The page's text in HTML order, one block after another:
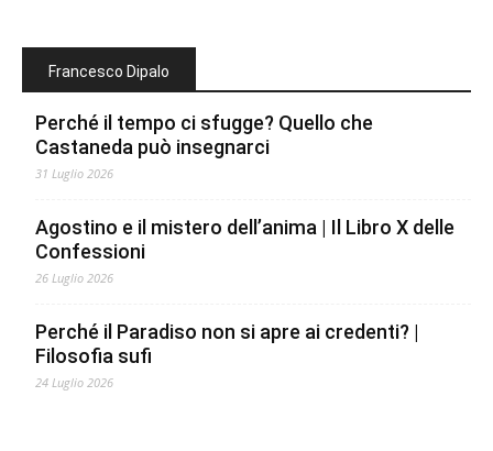
Francesco Dipalo
Perché il tempo ci sfugge? Quello che
Castaneda può insegnarci
31 Luglio 2026
Agostino e il mistero dell’anima | Il Libro X delle
Confessioni
26 Luglio 2026
Perché il Paradiso non si apre ai credenti? |
Filosofia sufi
24 Luglio 2026